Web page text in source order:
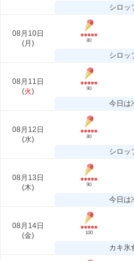
シロッ
08月10日
(月 ) 80
シロッ
08月11日
(火) 90
今日は
08月12日
(水) 80
シロッ
08月13日
(木) 90
今日は
08月14日
(金) 100
カキ氷